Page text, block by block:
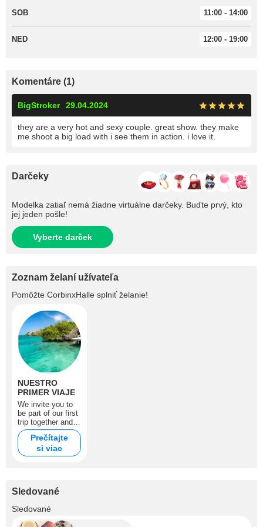
SOB 11:00 - 14:00
NED 12:00 - 19:00
Komentáre (1)
BigStroker 29.04.2024
they are a very hot and sexy couple. great show. they make
me shoot a big load with i see them in action. i love it.
Darčeky
Modelka zatiaľ nemá žiadne virtuálne darčeky. Buďte prvý, kto
jej jeden pošle!
Vyberte darček
Zoznam želaní užívateľa
Pomôžte CorbinxHalle splniť želanie!
NUESTRO
PRIMER VIAJE
We invite you to
be part of our first
trip together and
what a way to help
us achieve it... In
the same way we
will make this trip
online sharing with
a ser parte de
nuestro primer
Prečítajte
si viac
Sledované
Sledované